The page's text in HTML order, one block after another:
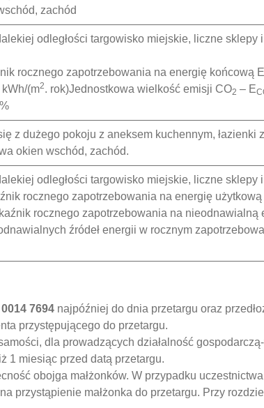
zachód
odległości targowisko miejskie, liczne sklepy
rocznego zapotrzebowania na energię końcową
(m2. rok)Jednostkowa wielkość emisji CO2 – E
z dużego pokoju z aneksem kuchennym, łazienki z
okien wschód, zachód.
odległości targowisko miejskie, liczne sklepy
rocznego zapotrzebowania na energię
rocznego zapotrzebowania na nieodnawialną
źródeł energii w rocznym
7694 najpóźniej do dnia przetargu oraz
przystępującego do przetargu.
dla prowadzących działalność
1 miesiąc przed datą przetargu.
obojga małżonków. W przypadku
przystąpienie małżonka do przetargu. Przy